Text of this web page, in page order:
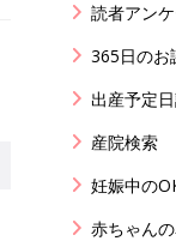
読者アン
365日のお
出産予定
産院検索
妊娠中の
赤ちゃん